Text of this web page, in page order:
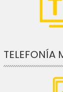
TELEFONÍA